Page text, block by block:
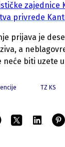
zajednice
privrede
prijava je
a
neće biti uzete
TZ KS